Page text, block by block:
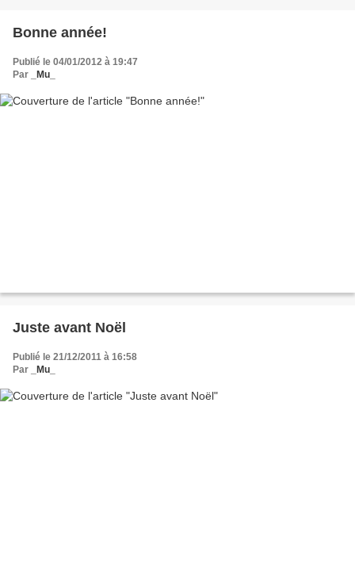
Bonne année!
Publié le 04/01/2012 à 19:47
Par
_Mu_
Juste avant Noël
Publié le 21/12/2011 à 16:58
Par
_Mu_